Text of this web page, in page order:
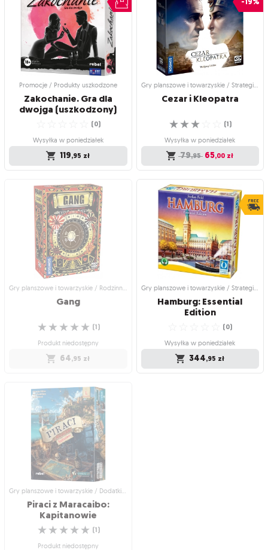
dwojga
Podkręć temperaturę w Waszym
związku
☆
☆
☆
☆
☆ ( 6
Wysyłka w poniedziałek
119 ,95 zł
polska)
Poczuj klimat karaibskich wysp
☆
☆
☆
☆
☆ (0)
Produkt niedostępny
259,95 233 ,95 zł
Promocje / Produkty uszkodzone
Zakochanie. Gra dla
dwojga (uszkodzony)
(0)
Wysyłka w poniedziałek
119,95 zł
Zakochanie. Gra dla
dwojga (uszkodzony)
Z kodemUSZKOten produkt kupisz z
40% rabatem!
☆
☆
☆
☆
☆ (0 )
Wysyłka w poniedziałek
119,95 zł
Gry planszowe i towarzyskie / Strategiczne gry planszowe
Cezar i Kleopatra
☆
☆
☆ (1)
Wysyłka w poniedziałek
79,95 65,00 zł
Gry planszowe i towarzyskie /
Strategiczne gry planszowe
Cezar i Kleopatra
Walka o poparcie trwa!
☆
☆
☆
☆
☆ (1)
Wysyłka w poniedziałek
79,95 65,00 zł
Gry planszowe i towarzyskie / Rodzinne gry planszowe
Gang
☆
☆
☆
☆
☆ (1)
Produkt niedostępny
64,95 zł
Rodzinne gry planszowe
Gang
Współpraca to klucz do sukcesu!
☆
☆
☆
☆
☆ (1)
Produkt niedostępny
64,95 zł
Gry planszowe i towarzyskie / Strategiczne gry planszowe
Hamburg: Essential
Edition
(0)
Wysyłka w poniedziałek
344,95 zł
Gry planszowe i towarzyskie / Dodatki do gier
Piraci z Maracaibo:
Kapitanowie
☆
☆
☆
☆
☆ (1)
Produkt niedostępny